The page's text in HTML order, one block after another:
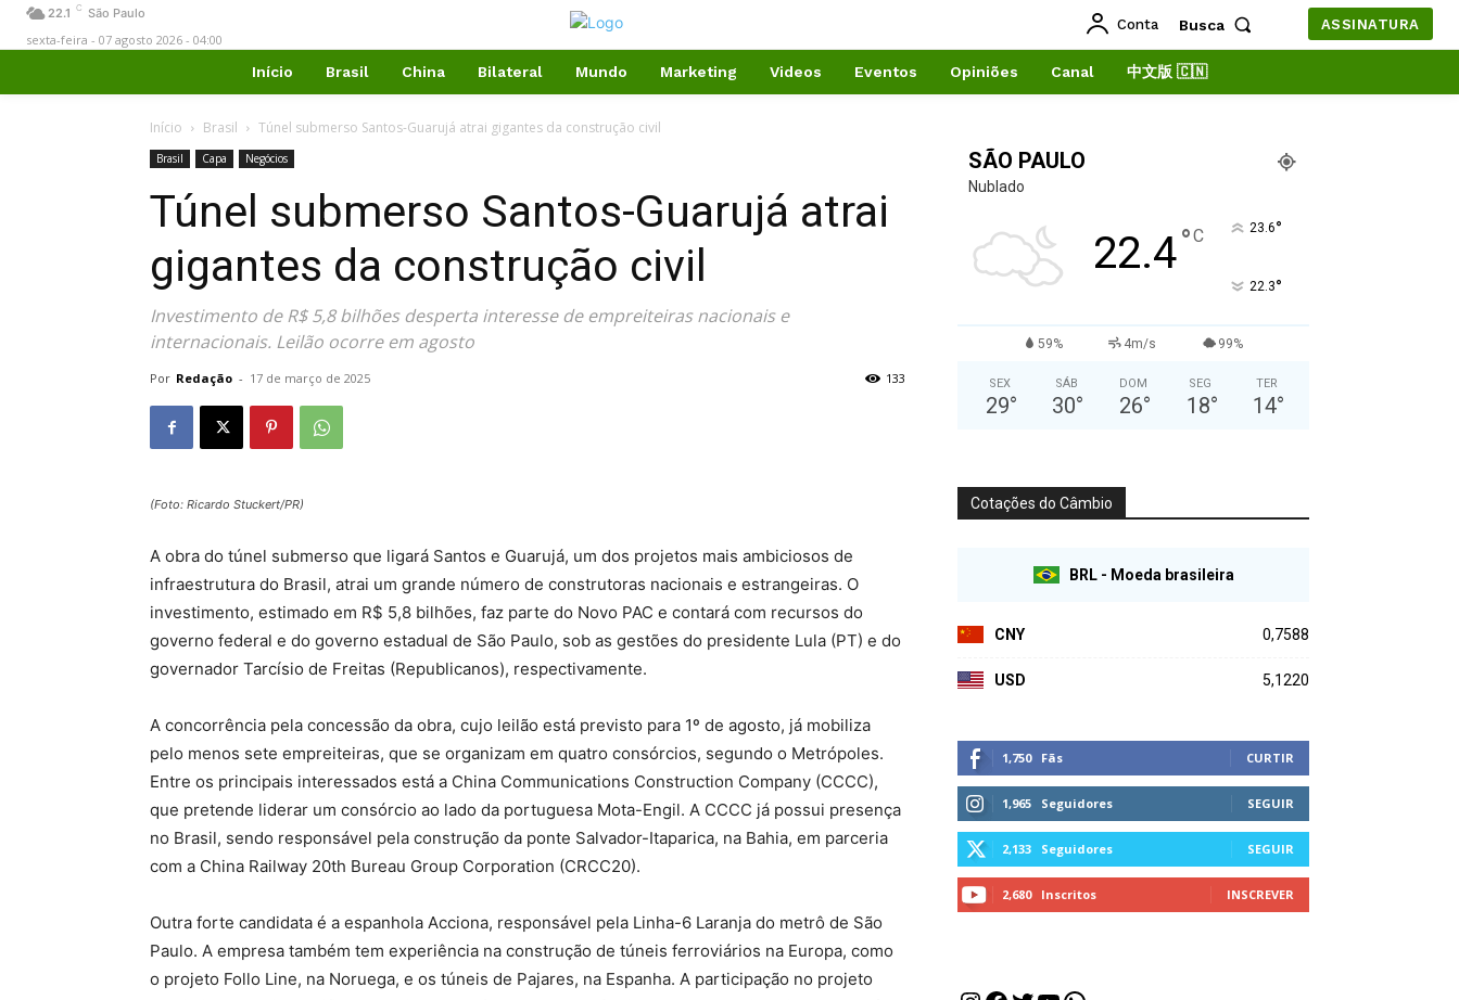
22.1 C São Paulo
sexta-feira - 07 agosto 2026 - 04:00
Conta Busca ASSINATURA
Início Brasil China Bilateral Mundo Marketing Videos Eventos Opiniões Canal 中文版 🇨🇳
Início Brasil Túnel submerso Santos-Guarujá atrai gigantes da construção civil
Brasil Capa Negócios
Túnel submerso Santos-Guarujá atrai
gigantes da construção civil
Investimento de R$ 5,8 bilhões desperta interesse de empreiteiras nacionais e
internacionais. Leilão ocorre em agosto
Por Redação - 17 de março de 2025 133
(Foto: Ricardo Stuckert/PR)
A obra do túnel submerso que ligará Santos e Guarujá, um dos projetos mais ambiciosos de
infraestrutura do Brasil, atrai um grande número de construtoras nacionais e estrangeiras. O
investimento, estimado em R$ 5,8 bilhões, faz parte do Novo PAC e contará com recursos do
governo federal e do governo estadual de São Paulo, sob as gestões do presidente Lula (PT) e do
governador Tarcísio de Freitas (Republicanos), respectivamente.
A concorrência pela concessão da obra, cujo leilão está previsto para 1º de agosto, já mobiliza
pelo menos sete empreiteiras, que se organizam em quatro consórcios, segundo o Metrópoles.
Entre os principais interessados está a China Communications Construction Company (CCCC),
que pretende liderar um consórcio ao lado da portuguesa Mota-Engil. A CCCC já possui presença
no Brasil, sendo responsável pela construção da ponte Salvador-Itaparica, na Bahia, em parceria
com a China Railway 20th Bureau Group Corporation (CRCC20).
Outra forte candidata é a espanhola Acciona, responsável pela Linha-6 Laranja do metrô de São
Paulo. A empresa também tem experiência na construção de túneis ferroviários na Europa, como
o projeto Follo Line, na Noruega, e os túneis de Pajares, na Espanha. A participação no projeto
SÃO PAULO
Nublado
22.4°C 23.6°
22.3°
59% 4m/s 99%
SEX
29°
SÁB
30°
DOM
26°
SEG
18°
TER
14°
Cotações do Câmbio
BRL - Moeda brasileira
CNY 0,7588
USD 5,1220
1,750 Fãs CURTIR
1,965 Seguidores SEGUIR
2,133 Seguidores SEGUIR
2,680 Inscritos INSCREVER